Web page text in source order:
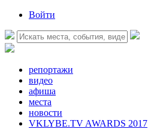
Войти
репортажи
видео
афиша
места
новости
VKLYBE.TV AWARDS 2017